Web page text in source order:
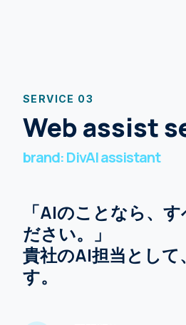
SERVICE 03
Web assist
brand: DivAI assistant
「AIのことなら、
ださい。」
貴社のAI担当として
す。